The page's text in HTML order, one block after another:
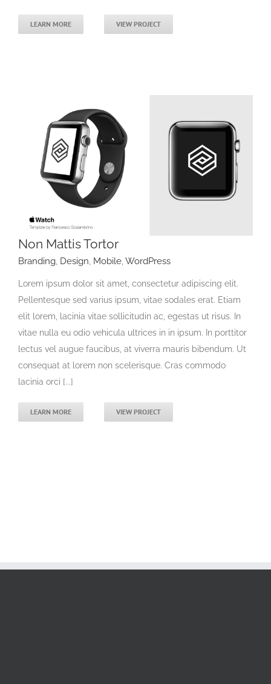
LEARN MORE VIEW PROJECT
Non Mattis Tortor
Branding, Design, Mobile,WordPress
Lorem ipsum dolor sit amet, consectetur adipiscing elit.
Pellentesque sed varius ipsum, vitae sodales erat. Etiam
elit lorem, lacinia vitae sollicitudin ac, egestas ut risus. In
vitae nulla eu odio vehicula ultrices in in ipsum. In porttitor
lectus vel augue faucibus, at viverra mauris bibendum. Ut
consequat at lorem non scelerisque. Cras commodo
lacinia orci [...]
LEARN MORE VIEW PROJECT